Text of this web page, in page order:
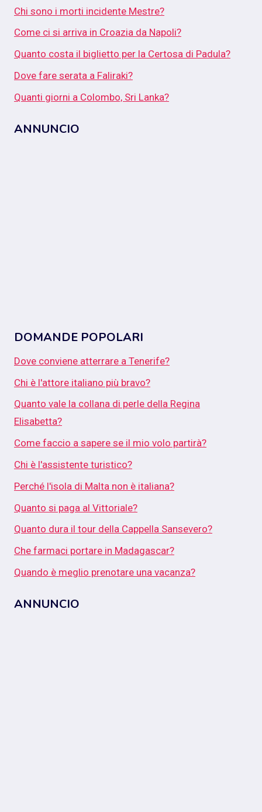
Chi sono i morti incidente Mestre?
Come ci si arriva in Croazia da Napoli?
Quanto costa il biglietto per la Certosa di Padula?
Dove fare serata a Faliraki?
Quanti giorni a Colombo, Sri Lanka?
ANNUNCIO
DOMANDE POPOLARI
Dove conviene atterrare a Tenerife?
Chi è l'attore italiano più bravo?
Quanto vale la collana di perle della Regina
Elisabetta?
Come faccio a sapere se il mio volo partirà?
Chi è l'assistente turistico?
Perché l'isola di Malta non è italiana?
Quanto si paga al Vittoriale?
Quanto dura il tour della Cappella Sansevero?
Che farmaci portare in Madagascar?
Quando è meglio prenotare una vacanza?
ANNUNCIO